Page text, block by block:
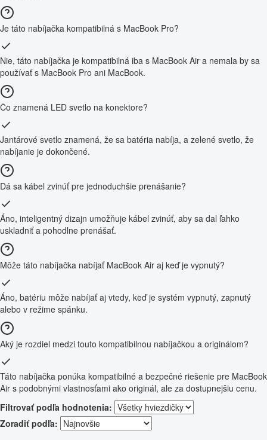
Je táto nabíjačka kompatibilná s MacBook Pro?
Nie, táto nabíjačka je kompatibilná iba s MacBook Air a nemala by sa
používať s MacBook Pro ani MacBook.
Čo znamená LED svetlo na konektore?
Jantárové svetlo znamená, že sa batéria nabíja, a zelené svetlo, že
nabíjanie je dokončené.
Dá sa kábel zvinúť pre jednoduchšie prenášanie?
Áno, inteligentný dizajn umožňuje kábel zvinúť, aby sa dal ľahko
uskladniť a pohodlne prenášať.
Môže táto nabíjačka nabíjať MacBook Air aj keď je vypnutý?
Áno, batériu môže nabíjať aj vtedy, keď je systém vypnutý, zapnutý
alebo v režime spánku.
Aký je rozdiel medzi touto kompatibilnou nabíjačkou a originálom?
Táto nabíjačka ponúka kompatibilné a bezpečné riešenie pre MacBook
Air s podobnými vlastnosťami ako originál, ale za dostupnejšiu cenu.
Filtrovať podľa hodnotenia:
Zoradiť podľa: